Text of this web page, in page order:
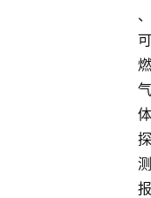
、
可
燃
气
体
探
测
报